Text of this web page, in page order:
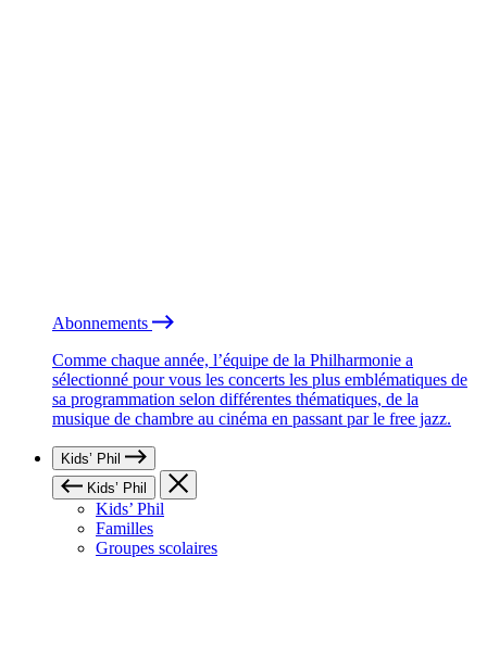
Abonnements
Comme chaque année, l’équipe de la Philharmonie a
sélectionné pour vous les concerts les plus emblématiques de
sa programmation selon différentes thématiques, de la
musique de chambre au cinéma en passant par le free jazz.
Kids’ Phil
Kids’ Phil
Kids’ Phil
Familles
Groupes scolaires